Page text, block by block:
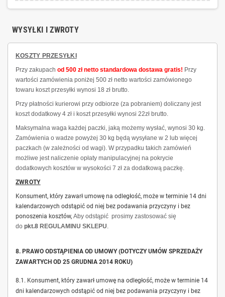
WYSYŁKI I ZWROTY
KOSZTY PRZESYŁKI
Przy zakupach od 500 zł netto standardowa dostawa gratis! Przy
wartości zamówienia poniżej 500 zł netto wartości zamówionego
towaru koszt przesyłki wynosi 18 zł brutto.
Przy płatności kurierowi przy odbiorze (za pobraniem) doliczany jest
koszt dodatkowy 4 zł i koszt przesyłki wynosi 22zł brutto.
Maksymalna waga każdej paczki, jaką możemy wysłać, wynosi 30 kg.
Zamówienia o wadze powyżej 30 kg będą wysyłane w 2 lub więcej
paczkach (w zależności od wagi). W przypadku takich zamówień
możliwe jest naliczenie opłaty manipulacyjnej na pokrycie
dodatkowych kosztów w wysokości 7 zł za dodatkową paczkę.
ZWROTY
Konsument, który zawarł umowę na odległość, może w terminie 14 dni
kalendarzowych odstąpić od niej bez podawania przyczyny i bez
ponoszenia kosztów, Aby odstąpić prosimy zastosować się
do pkt.8 REGULAMINU SKLEPU
8. PRAWO ODSTĄPIENIA OD UMOWY (DOTYCZY UMÓW SPRZEDAŻY
ZAWARTYCH OD 25 GRUDNIA 2014 ROKU)
8.1. Konsument, który zawarł umowę na odległość, może w terminie 14
dni kalendarzowych odstąpić od niej bez podawania przyczyny i bez